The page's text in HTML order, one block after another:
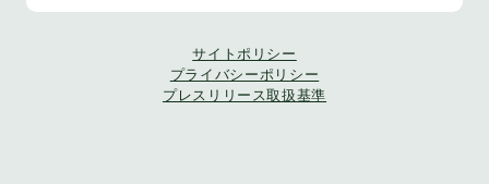
サイトポリシー
プライバシーポリシー
プレスリリース取扱基準